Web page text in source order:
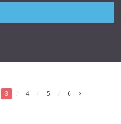
3 / 4 / 5 / 6 ›